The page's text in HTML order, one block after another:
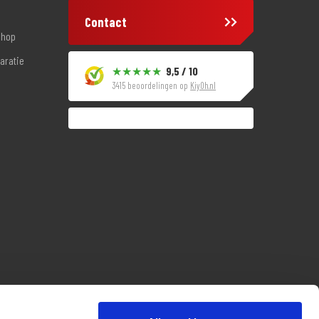
Contact
9,5 / 10
3415 beoordelingen op KiyOh.nl